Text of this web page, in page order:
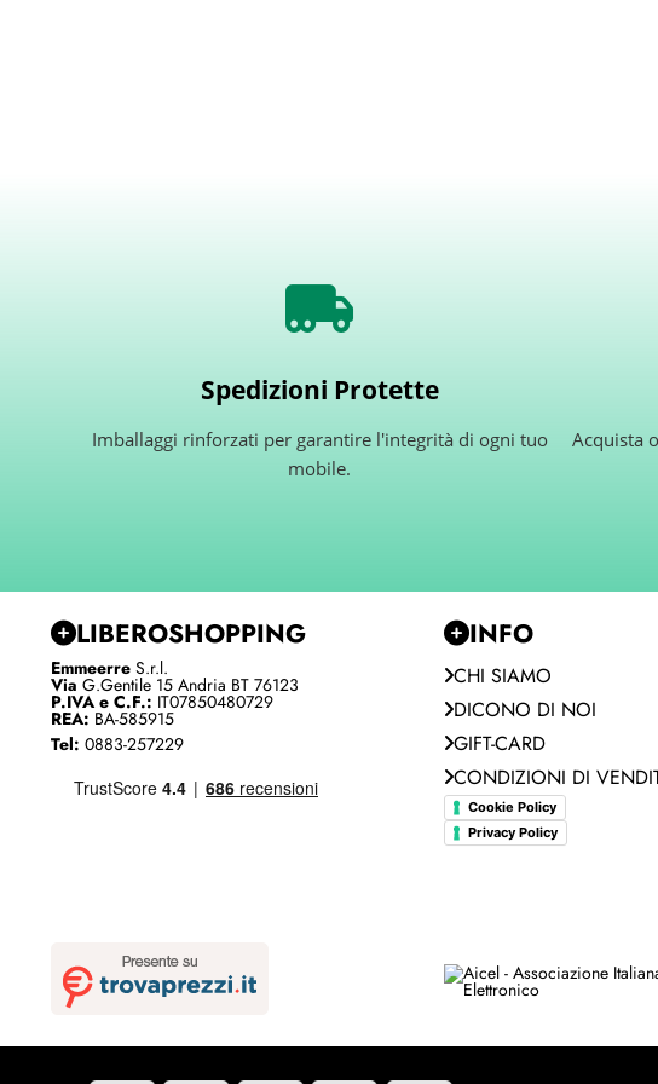
Spedizioni Protette
Imballaggi rinforzati per garantire l'integrità di ogni tuo
mobile.
Acquista
LIBEROSHOPPING
Emmeerre S.r.l.
Via G.Gentile 15 Andria BT 76123
P.IVA e C.F.: IT07850480729
REA: BA-585915
Tel: 0883-257229
INFO
CHI SIAMO
DICONO DI NOI
GIFT-CARD
CONDIZIONI DI
Cookie Policy
Privacy Policy